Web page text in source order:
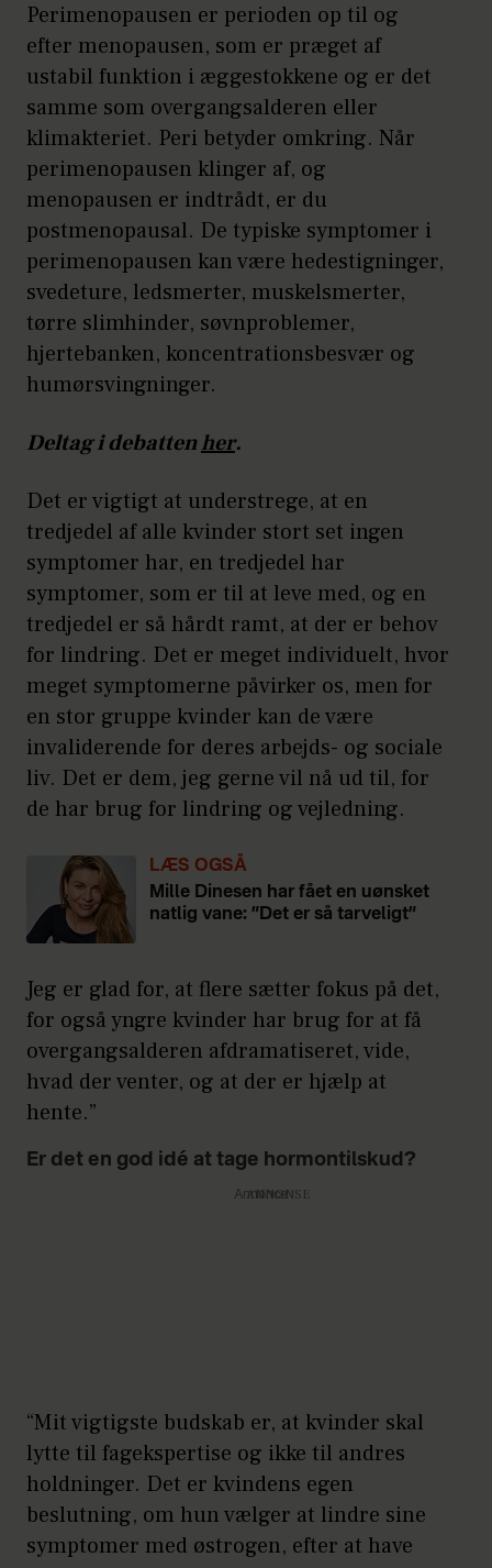
Perimenopausen er perioden op til og
efter menopausen, som er præget af
ustabil funktion i æggestokkene og er det
samme som overgangsalderen eller
klimakteriet. Peri betyder omkring. Når
perimenopausen klinger af, og
menopausen er indtrådt, er du
postmenopausal. De typiske symptomer i
perimenopausen kan være hedestigninger,
svedeture, ledsmerter, muskelsmerter,
tørre slimhinder, søvnproblemer,
hjertebanken, koncentrationsbesvær og
humørsvingninger.
Deltag i debattenher.
Det er vigtigt at understrege, at en
tredjedel af alle kvinder stort set ingen
symptomer har, en tredjedel har
symptomer, som er til at leve med, og en
tredjedel er så hårdt ramt, at der er behov
for lindring. Det er meget individuelt, hvor
meget symptomerne påvirker os, men for
en stor gruppe kvinder kan de være
invaliderende for deres arbejds- og sociale
liv. Det er dem, jeg gerne vil nå ud til, for
de har brug for lindring og vejledning.
LÆS OGSÅ
Mille Dinesen har fået en uønsket
natlig vane: ”Det er så tarveligt”
Jeg er glad for, at flere sætter fokus på det,
for også yngre kvinder har brug for at få
overgangsalderen afdramatiseret, vide,
hvad der venter, og at der er hjælp at
hente.”
Er det en god idé at tage hormontilskud?
Annonce
“Mit vigtigste budskab er, at kvinder skal
lytte til fagekspertise og ikke til andres
holdninger. Det er kvindens egen
beslutning, om hun vælger at lindre sine
symptomer med østrogen, efter at have